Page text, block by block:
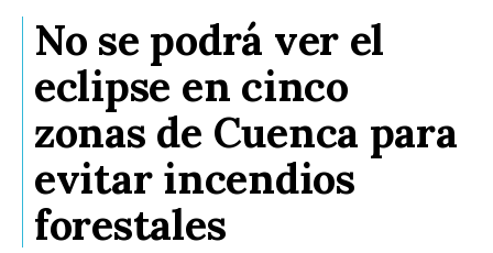
No se podrá ver el
eclipse en cinco
zonas de Cuenca para
evitar incendios
forestales